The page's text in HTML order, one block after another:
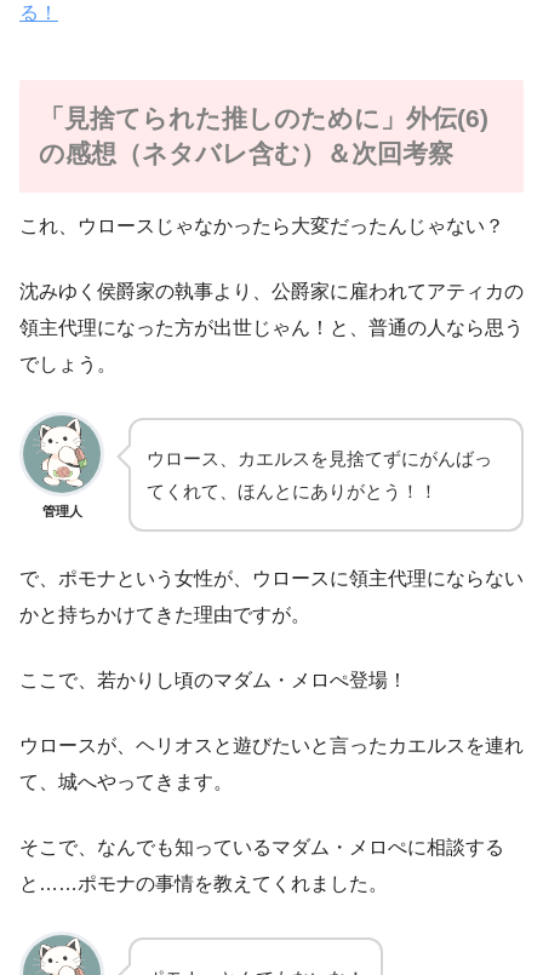
る！
「見捨てられた推しのために」外伝(6)
の感想（ネタバレ含む）＆次回考察
これ、ウロースじゃなかったら大変だったんじゃない？
沈みゆく侯爵家の執事より、公爵家に雇われてアティカの
領主代理になった方が出世じゃん！と、普通の人なら思う
でしょう。
管理人
ウロース、カエルスを見捨てずにがんばっ
てくれて、ほんとにありがとう！！
で、ポモナという女性が、ウロースに領主代理にならない
かと持ちかけてきた理由ですが。
ここで、若かりし頃のマダム・メロぺ登場！
ウロースが、ヘリオスと遊びたいと言ったカエルスを連れ
て、城へやってきます。
そこで、なんでも知っているマダム・メロぺに相談する
と……ポモナの事情を教えてくれました。